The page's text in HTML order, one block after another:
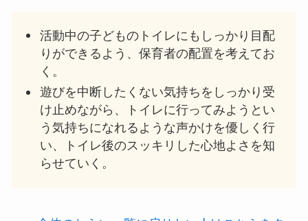
活動中の子どものトイレにもしっかり目配
りができるよう、保育者の配置を考えてお
く。
遊びを中断したくない気持ちをしっかり受
け止めながら、トイレに行ってみようとい
う気持ちになれるような声かけを優しく行
い、トイレ後のスッキリした心地よさを知
らせていく。